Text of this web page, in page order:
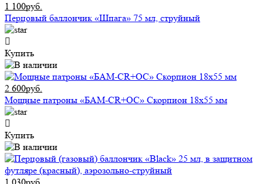
1 100руб.
Перцовый баллончик «Шпага» 75 мл, струйный
Купить
2 600руб.
Мощные патроны «БАМ-CR+ОС» Скорпион 18х55 мм
Купить